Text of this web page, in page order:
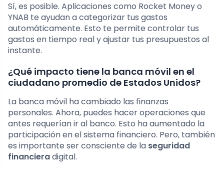
Sí, es posible. Aplicaciones como Rocket Money o
YNAB te ayudan a categorizar tus gastos
automáticamente. Esto te permite controlar tus
gastos en tiempo real y ajustar tus presupuestos al
instante.
¿Qué impacto tiene la banca móvil en el
ciudadano promedio de Estados Unidos?
La banca móvil ha cambiado las finanzas
personales. Ahora, puedes hacer operaciones que
antes requerían ir al banco. Esto ha aumentado la
participación en el sistema financiero. Pero, también
es importante ser consciente de la seguridad
financieradigital.